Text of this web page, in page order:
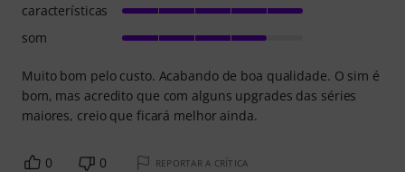
Muito bom pelo custo. Acabando de boa qualidade. O sim é
bom, mas acredito que com alguns upgrades das séries
maiores, creio que ficará melhor ainda.
características
som
0 0 REPORTAR A CRÍTICA